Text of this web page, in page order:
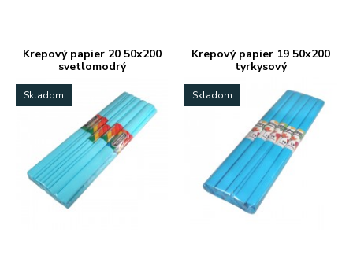
Krepový papier 20 50x200
svetlomodrý
Skladom
Krepový papier 19 50x200
tyrkysový
Skladom